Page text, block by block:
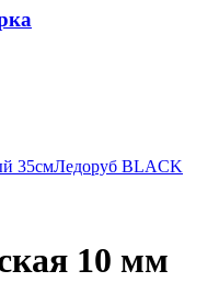
35смЛедоруб BLACK
10 мм